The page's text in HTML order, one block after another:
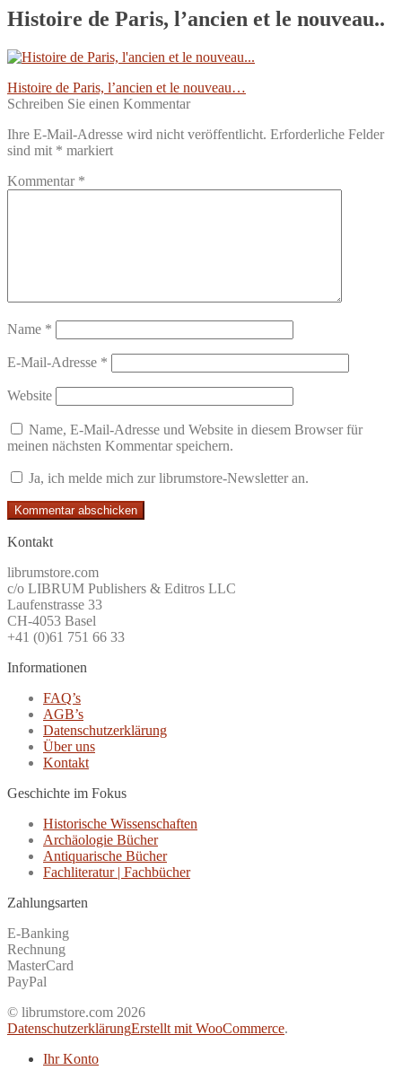
Histoire de Paris, l’ancien et le nouveau..
Beitragsnavigation
Vorheriger
Beitrag:
Histoire de Paris, l’ancien et le nouveau…
Schreiben Sie einen Kommentar
Ihre E-Mail-Adresse wird nicht veröffentlicht. Erforderliche Felder
sind mit * markiert
Kommentar *
Name *
E-Mail-Adresse *
Website
Name, E-Mail-Adresse und Website in diesem Browser für
meinen nächsten Kommentar speichern.
Ja, ich melde mich zur librumstore-Newsletter an.
Kontakt
librumstore.com
c/o LIBRUM Publishers & Editros LLC
Laufenstrasse 33
CH-4053 Basel
+41 (0)61 751 66 33
Informationen
FAQ’s
AGB’s
Datenschutzerklärung
Über uns
Kontakt
Geschichte im Fokus
Historische Wissenschaften
Archäologie Bücher
Antiquarische Bücher
Fachliteratur | Fachbücher
Zahlungsarten
E-Banking
Rechnung
MasterCard
PayPal
© librumstore.com 2026
DatenschutzerklärungErstellt mit WooCommerce.
Ihr Konto